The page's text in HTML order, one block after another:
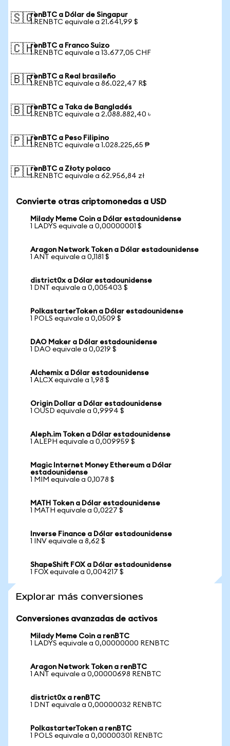
🇸🇬renBTC a Dólar de Singapur
1 RENBTC equivale a 21.641,99 $
🇨🇭renBTC a Franco Suizo
1 RENBTC equivale a 13.677,05 CHF
🇧🇷renBTC a Real brasileño
1 RENBTC equivale a 86.022,47 R$
🇧🇩renBTC a Taka de Bangladés
1 RENBTC equivale a 2.088.882,40 ৳
🇵🇭renBTC a Peso Filipino
1 RENBTC equivale a 1.028.225,65 ₱
🇵🇱renBTC a Złoty polaco
1 RENBTC equivale a 62.956,84 zł
Convierte otras criptomonedas a USD
Milady Meme Coin a Dólar estadounidense
1 LADYS equivale a 0,00000001 $
Aragon Network Token a Dólar estadounidense
1 ANT equivale a 0,1181 $
district0x a Dólar estadounidense
1 DNT equivale a 0,005403 $
PolkastarterToken a Dólar estadounidense
1 POLS equivale a 0,0509 $
DAO Maker a Dólar estadounidense
1 DAO equivale a 0,0219 $
Alchemix a Dólar estadounidense
1 ALCX equivale a 1,98 $
Origin Dollar a Dólar estadounidense
1 OUSD equivale a 0,9994 $
Aleph.im Token a Dólar estadounidense
1 ALEPH equivale a 0,009959 $
Magic Internet Money Ethereum a Dólar
estadounidense
1 MIM equivale a 0,1078 $
MATH Token a Dólar estadounidense
1 MATH equivale a 0,0227 $
Inverse Finance a Dólar estadounidense
1 INV equivale a 8,62 $
ShapeShift FOX a Dólar estadounidense
1 FOX equivale a 0,004217 $
Explorar más conversiones
Conversiones avanzadas de activos
Milady Meme Coin a renBTC
1 LADYS equivale a 0,00000000 RENBTC
Aragon Network Token a renBTC
1 ANT equivale a 0,00000698 RENBTC
district0x a renBTC
1 DNT equivale a 0,00000032 RENBTC
PolkastarterToken a renBTC
1 POLS equivale a 0,00000301 RENBTC